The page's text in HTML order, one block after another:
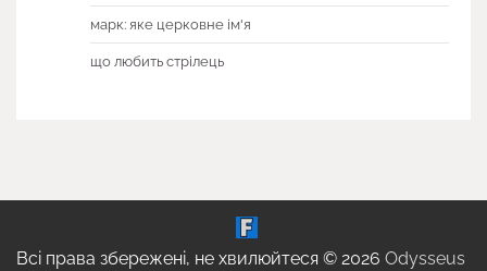
марк: яке церковне ім'я
що любить стрілець
Всі права збережені, не хвилюйтеся © 2026 Odysseus